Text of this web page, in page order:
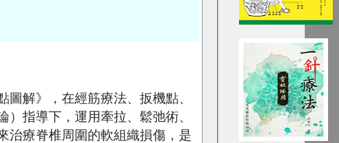
圖解》，在經筋療法、扳機點、
）指導下，運用牽拉、鬆弛術、
治療脊椎周圍的軟組織損傷，是